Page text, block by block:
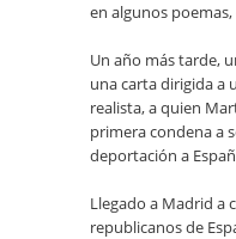
en algunos poemas,
Un año más tarde,
una carta dirigida a
realista, a quien
primera condena a
deportación a
Llegado a Madrid a
republicanos de